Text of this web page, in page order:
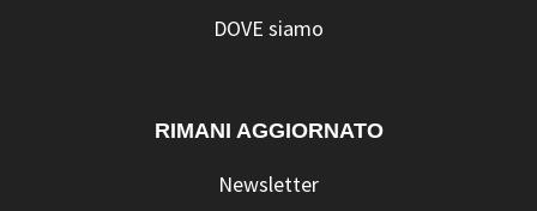
DOVE siamo
RIMANI AGGIORNATO
Newsletter